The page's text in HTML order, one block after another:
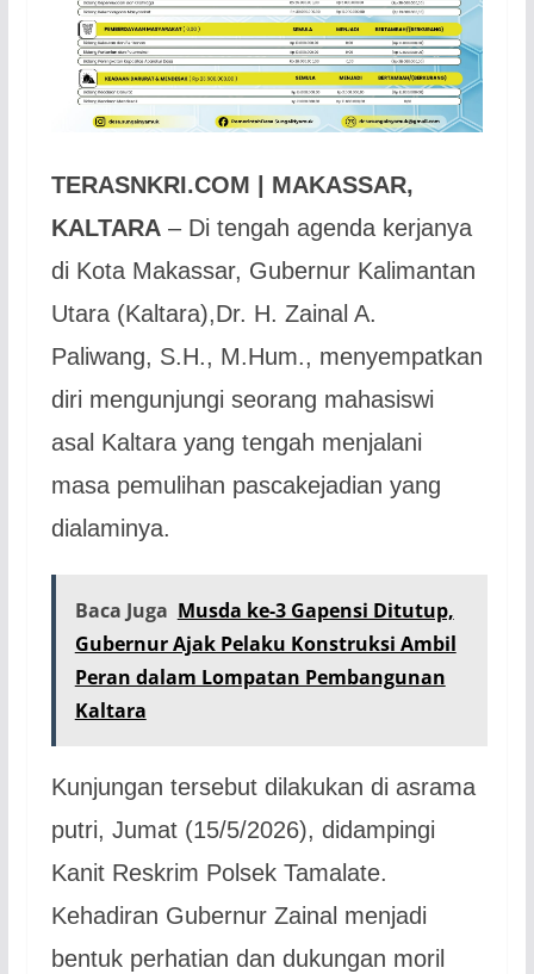
TERASNKRI.COM | MAKASSAR,
KALTARA– Di tengah agenda kerjanya
di Kota Makassar, Gubernur Kalimantan
Utara (Kaltara),Dr. H. Zainal A.
Paliwang, S.H., M.Hum., menyempatkan
diri mengunjungi seorang mahasiswi
asal Kaltara yang tengah menjalani
masa pemulihan pascakejadian yang
dialaminya.
Baca Juga Musda ke-3 Gapensi Ditutup,
Gubernur Ajak Pelaku Konstruksi Ambil
Peran dalam Lompatan Pembangunan
Kaltara
Kunjungan tersebut dilakukan di asrama
putri, Jumat (15/5/2026), didampingi
Kanit Reskrim Polsek Tamalate.
Kehadiran Gubernur Zainal menjadi
bentuk perhatian dan dukungan moril